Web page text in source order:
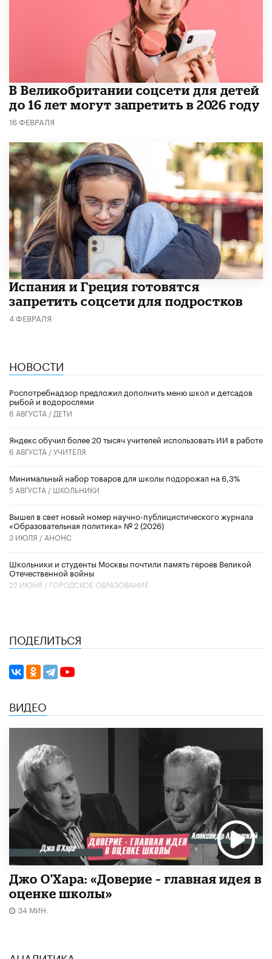
В Великобритании соцсети для детей
до 16 лет могут запретить в 2026 году
16 ФЕВРАЛЯ
Испания и Греция готовятся
запретить соцсети для подростков
4 ФЕВРАЛЯ
НОВОСТИ
Роспотребнадзор предложил дополнить меню школ и детсадов
рыбой и водорослями
6 АВГУСТА / ДЕТИ
​Яндекс обучил более 20 тысяч учителей использовать ИИ в работе
6 АВГУСТА /УЧИТЕЛЯ
Минимальный набор товаров для школы подорожал на 6,3%
5 АВГУСТА / ШКОЛЬНИКИ
Вышел в свет новый номер научно-публицистического журнала
«Образовательная политика» № 2 (2026)
3 ИЮЛЯ / АНОНС
Школьники и студенты Москвы почтили память героев Великой
Отечественной войны
22 ИЮНЯ / ГОРОДСКОЕ ОБРАЗОВАНИЕ
ПОДЕЛИТЬСЯ
ВИДЕО
Джо О'Хара: «Доверие – главная идея в
оценке школы»
34 МИН.